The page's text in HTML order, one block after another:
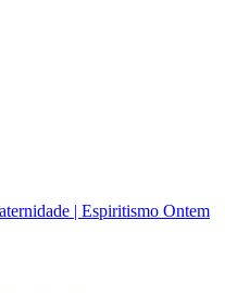
| Espiritismo Ontem